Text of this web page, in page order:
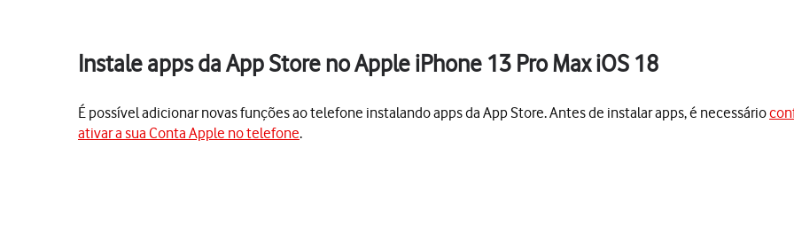
Instale apps da App Store no Apple iPhone 13 Pro Max iOS 18
É possível adicionar novas funções ao telefone instalando apps da App Store. Antes de instalar apps, é necessário
ativar a sua Conta Apple no telefone.